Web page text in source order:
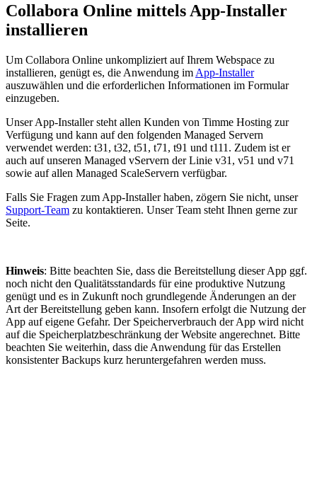
Collabora Online mittels App-Installer
installieren
Um Collabora Online unkompliziert auf Ihrem Webspace zu
installieren, genügt es, die Anwendung im App-Installer
auszuwählen und die erforderlichen Informationen im Formular
einzugeben.
Unser App-Installer steht allen Kunden von Timme Hosting zur
Verfügung und kann auf den folgenden Managed Servern
verwendet werden: t31, t32, t51, t71, t91 und t111. Zudem ist er
auch auf unseren Managed vServern der Linie v31, v51 und v71
sowie auf allen Managed ScaleServern verfügbar.
Falls Sie Fragen zum App-Installer haben, zögern Sie nicht, unser
Support-Team zu kontaktieren. Unser Team steht Ihnen gerne zur
Seite.
Hinweis: Bitte beachten Sie, dass die Bereitstellung dieser App ggf.
noch nicht den Qualitätsstandards für eine produktive Nutzung
genügt und es in Zukunft noch grundlegende Änderungen an der
Art der Bereitstellung geben kann. Insofern erfolgt die Nutzung der
App auf eigene Gefahr. Der Speicherverbrauch der App wird nicht
auf die Speicherplatzbeschränkung der Website angerechnet. Bitte
beachten Sie weiterhin, dass die Anwendung für das Erstellen
konsistenter Backups kurz heruntergefahren werden muss.